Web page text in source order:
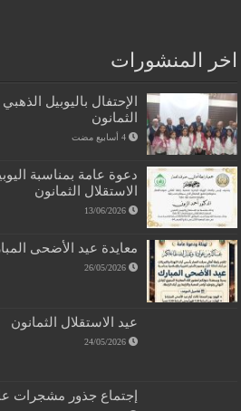
اخر المنشورات
الإحتفال باليوبيل
الثمانون
‏4 أسابيع مضت
دعوة عامة بمناسبة
الاستقلال الثمانون
13/06/2026
معايدة عيد الأضحى المبارك
26/05/2026
عيد الاستقلال الثمانون
24/05/2026
إجتماع جذور مشجرات